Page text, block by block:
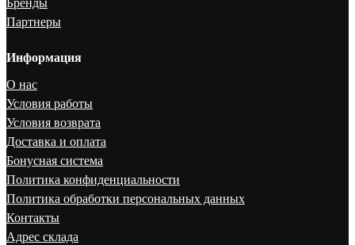
Партнеры
Информация
О нас
Условия работы
Условия возврата
Доставка и оплата
Бонусная система
Политика конфиденциальности
Политика обработки персональных данных
Контакты
Адрес склада